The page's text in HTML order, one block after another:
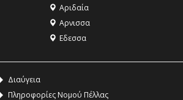
Αριδαία
Aρνισσα
Eδεσσα
Διαύγεια
Πληροφορίες Νομού Πέλλας